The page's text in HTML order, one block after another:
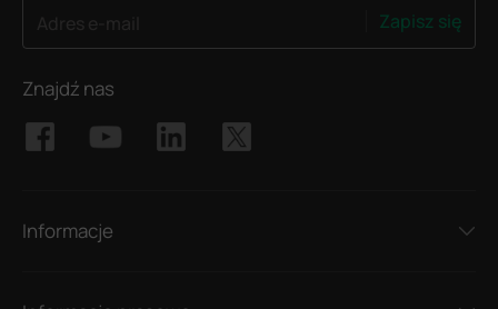
Zapisz się
Znajdź nas
Informacje